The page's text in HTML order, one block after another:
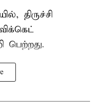
திருச்சி
பெற்றது.